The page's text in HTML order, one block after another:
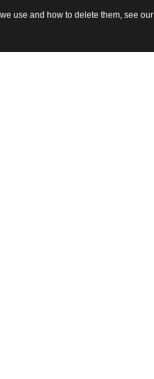
use and how to delete them, see our